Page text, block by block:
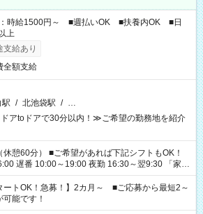
：時給1500円～ ■週払いOK ■扶養内OK ■日
上
支給あり
全額支給
駅 / 北池袋駅 / …
アtoドアで30分以内！≫ご希望の勤務地を紹介
あれば下記シフトもOK！
遅番 10:00～19:00 夜勤 16:30～翌9:30 「家族
たい」 「余裕を持って夕飯の準備がしたい」
はしたくない」 など、ご希望を教えてください
お仕事の勤務時間。 合計で週40時間を超える場
ートOK！急募！】2カ月～ ■ご応募から最短2～
能です！